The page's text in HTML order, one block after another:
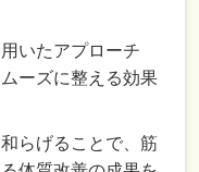
いたアプローチ
ーズに整える効果
らげることで、筋